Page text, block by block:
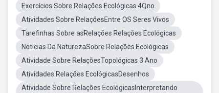
Exercícios Sobre Relações Ecológicas 4Qno
Atividades Sobre RelaçõesEntre OS Seres Vivos
Tarefinhas Sobre asRelações Relações Ecológicas
Noticias Da NaturezaSobre Relações Ecológicas
Atividade Sobre RelaçõesTopológicas 3 Ano
Atividades Relações EcológicasDesenhos
Atividade Sobre Relações EcológicasInterpretando